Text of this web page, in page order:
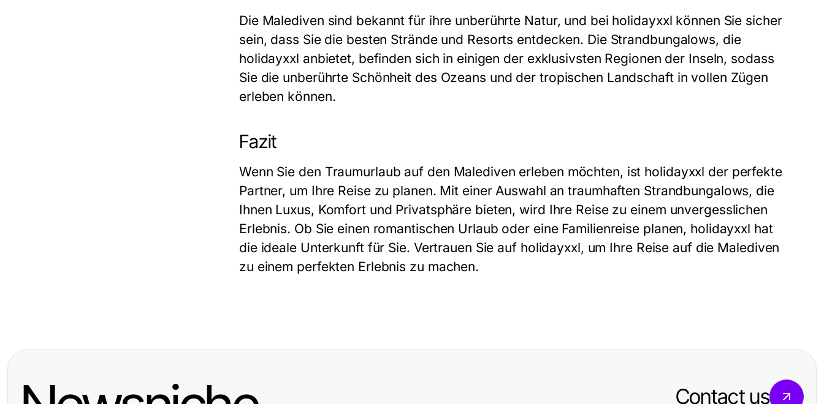
Die Malediven sind bekannt für ihre unberührte Natur, und bei holidayxxl können Sie sicher
sein, dass Sie die besten Strände und Resorts entdecken. Die Strandbungalows, die
holidayxxl anbietet, befinden sich in einigen der exklusivsten Regionen der Inseln, sodass
Sie die unberührte Schönheit des Ozeans und der tropischen Landschaft in vollen Zügen
erleben können.
Fazit
Wenn Sie den Traumurlaub auf den Malediven erleben möchten, ist holidayxxl der perfekte
Partner, um Ihre Reise zu planen. Mit einer Auswahl an traumhaften Strandbungalows, die
Ihnen Luxus, Komfort und Privatsphäre bieten, wird Ihre Reise zu einem unvergesslichen
Erlebnis. Ob Sie einen romantischen Urlaub oder eine Familienreise planen, holidayxxl hat
die ideale Unterkunft für Sie. Vertrauen Sie auf holidayxxl, um Ihre Reise auf die Malediven
zu einem perfekten Erlebnis zu machen.
Contact us